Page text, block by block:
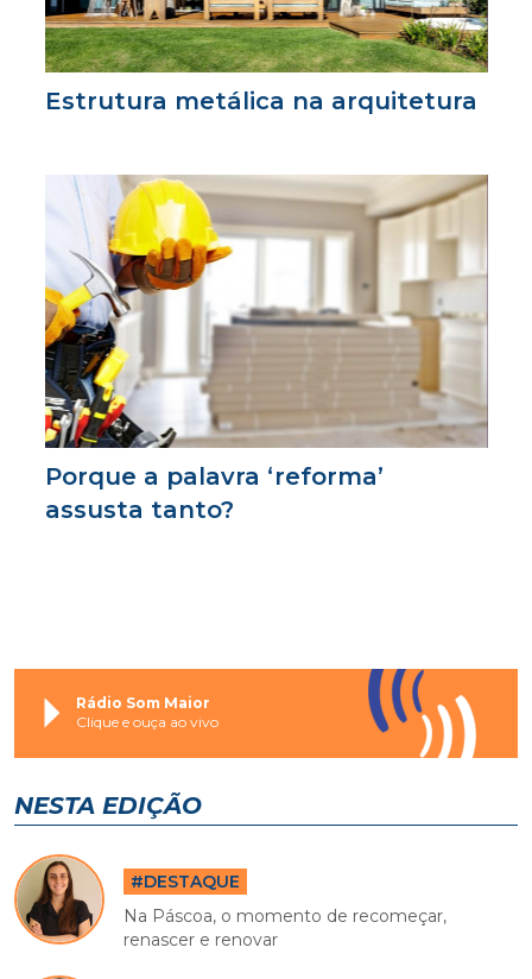
Estrutura metálica na arquitetura
Porque a palavra ‘reforma’
assusta tanto?
Rádio Som Maior
Clique e ouça ao vivo
NESTA EDIÇÃO
#DESTAQUE
Na Páscoa, o momento de recomeçar,
renascer e renovar